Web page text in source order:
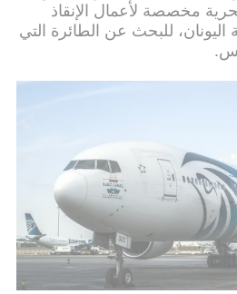
مخصصة لأعمال الإنقاذ
اليونان، للبحث عن الطائرة التي